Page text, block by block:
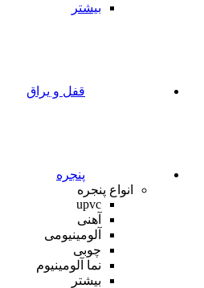
بیشتر
قفل و یراق
پنجره
انواع پنجره
upvc
آهنی
آلومینیومی
چوبی
نما آلومینیوم
بیشتر